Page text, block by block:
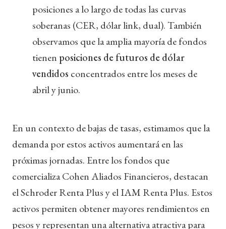
posiciones a lo largo de todas las curvas
soberanas (CER, dólar link, dual). También
observamos que la amplia mayoría de fondos
tienen posiciones de futuros de dólar
vendidos concentrados entre los meses de
abril y junio.
En un contexto de bajas de tasas, estimamos que la
demanda por estos activos aumentará en las
próximas jornadas. Entre los fondos que
comercializa Cohen Aliados Financieros, destacan
el Schroder Renta Plus y el IAM Renta Plus. Estos
activos permiten obtener mayores rendimientos en
pesos y representan una alternativa atractiva para